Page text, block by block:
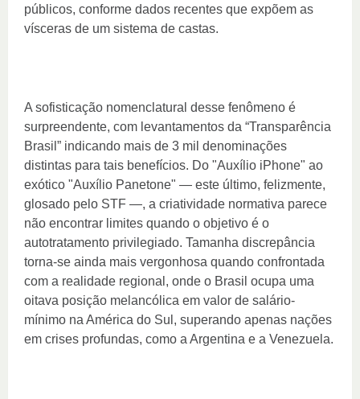
públicos, conforme dados recentes que expõem as
vísceras de um sistema de castas.
A sofisticação nomenclatural desse fenômeno é
surpreendente, com levantamentos da “Transparência
Brasil” indicando mais de 3 mil denominações
distintas para tais benefícios. Do "Auxílio iPhone" ao
exótico "Auxílio Panetone" — este último, felizmente,
glosado pelo STF —, a criatividade normativa parece
não encontrar limites quando o objetivo é o
autotratamento privilegiado. Tamanha discrepância
torna-se ainda mais vergonhosa quando confrontada
com a realidade regional, onde o Brasil ocupa uma
oitava posição melancólica em valor de salário-
mínimo na América do Sul, superando apenas nações
em crises profundas, como a Argentina e a Venezuela.